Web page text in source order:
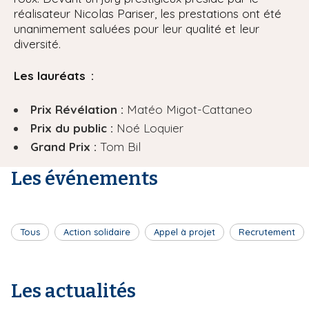
réalisateur Nicolas Pariser, les prestations ont été
unanimement saluées pour leur qualité et leur
diversité.
Les lauréats :
Prix Révélation : Matéo Migot-Cattaneo
Prix du public : Noé Loquier
Grand Prix : Tom Bil
Les événements
Tous Action solidaire Appel à projet Recrutement
Les actualités